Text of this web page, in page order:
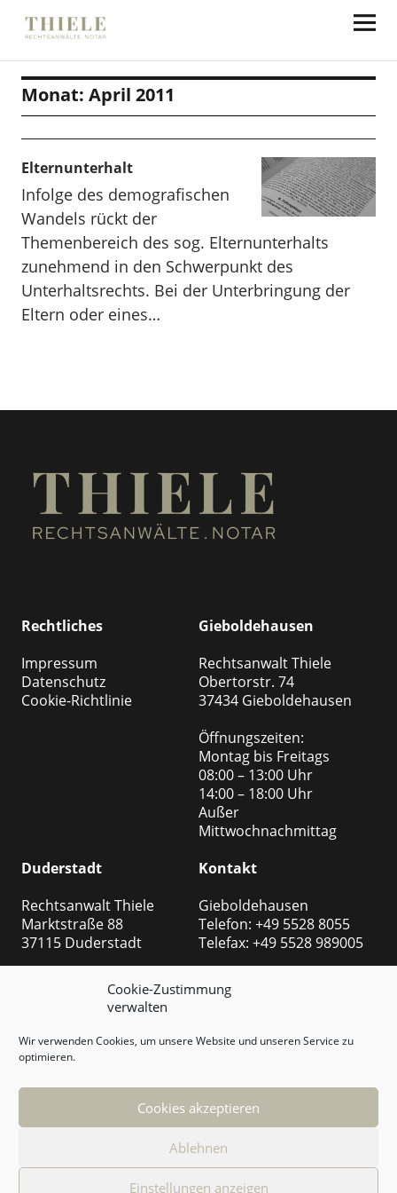
Cookie-Zustimmung
verwalten
Wir verwenden Cookies, um unsere Website und unseren Service zu
optimieren.
Cookies akzeptieren
Ablehnen
Einstellungen anzeigen
Thiele Rechtsanwälte
Monat: April 2011
Elternunterhalt
Infolge des demografischen
Wandels rückt der
Themenbereich des sog. Elternunterhalts
zunehmend in den Schwerpunkt des
Unterhaltsrechts. Bei der Unterbringung der
Eltern oder eines…
Rechtliches
Impressum
Datenschutz
Cookie-Richtlinie
Gieboldehausen
Rechtsanwalt Thiele
Obertorstr. 74
37434 Gieboldehausen
Öffnungszeiten:
Montag bis Freitags
08:00 – 13:00 Uhr
14:00 – 18:00 Uhr
Außer
Mittwochnachmittag
Duderstadt
Rechtsanwalt Thiele
Marktstraße 88
37115 Duderstadt
Öffnungszeiten:
Montag bis Freitags
08:00 – 13:00 Uhr
14:00 – 18:00 Uhr
Außer
Kontakt
Gieboldehausen
Telefon: +49 5528 8055
Telefax: +49 5528 989005
Telefon: +49 5527 999
Telefax: +49 5527 999 2540
rechtsabteilung@thiele-
ra.de
© Rechtsanwalt Marc Thiele
Realisierung WebdesignITenergy Achim Wagner